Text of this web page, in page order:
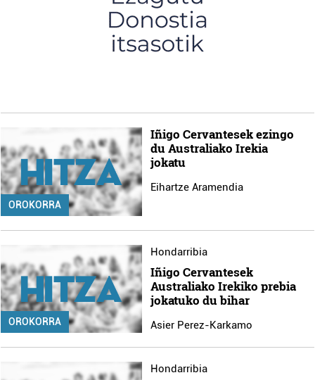
OROKORRA
Iñigo Cervantesek ezingo
du Australiako Irekia
jokatu
Eihartze Aramendia
OROKORRA
Hondarribia
Iñigo Cervantesek
Australiako Irekiko prebia
jokatuko du bihar
Asier Perez-Karkamo
Hondarribia